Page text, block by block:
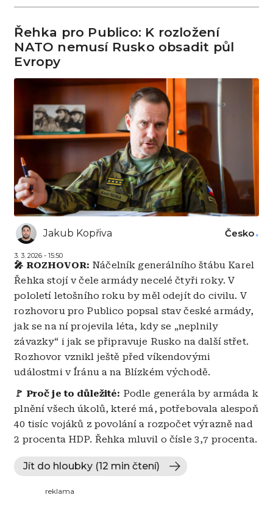
Řehka pro Publico: K rozložení
NATO nemusí Rusko obsadit půl
Evropy
Jakub Kopřiva
3. 3. 2026 - 15:50
Česko
🎤 ROZHOVOR: Náčelník generálního štábu Karel
Řehka stojí v čele armády necelé čtyři roky. V
pololetí letošního roku by měl odejít do civilu. V
rozhovoru pro Publico popsal stav české armády,
jak se na ní projevila léta, kdy se „neplnily
závazky“ i jak se připravuje Rusko na další střet.
Rozhovor vznikl ještě před víkendovými
událostmi v Íránu a na Blízkém východě.
🚩 Proč je to důležité: Podle generála by armáda k
plnění všech úkolů, které má, potřebovala alespoň
40 tisíc vojáků z povolání a rozpočet výrazně nad
2 procenta HDP. Řehka mluvil o čísle 3,7 procenta.
Jít do hloubky (12 min čtení)
reklama